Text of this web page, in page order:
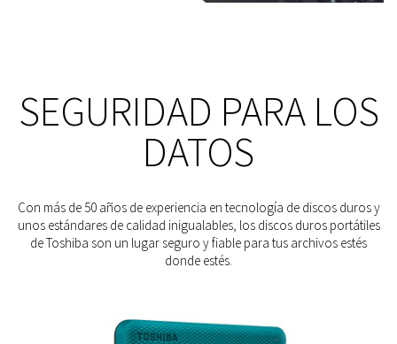
SEGURIDAD PARA LOS
DATOS
Con más de 50 años de experiencia en tecnología de discos duros y
unos estándares de calidad inigualables, los discos duros portátiles
de Toshiba son un lugar seguro y fiable para tus archivos estés
donde estés.